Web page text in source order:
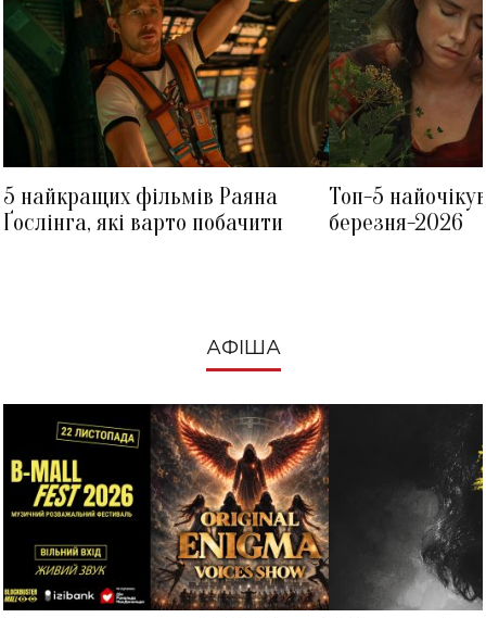
5 найкращих фільмів Раяна
Ґослінга, які варто побачити
Топ-5
березня-2026
АФІША